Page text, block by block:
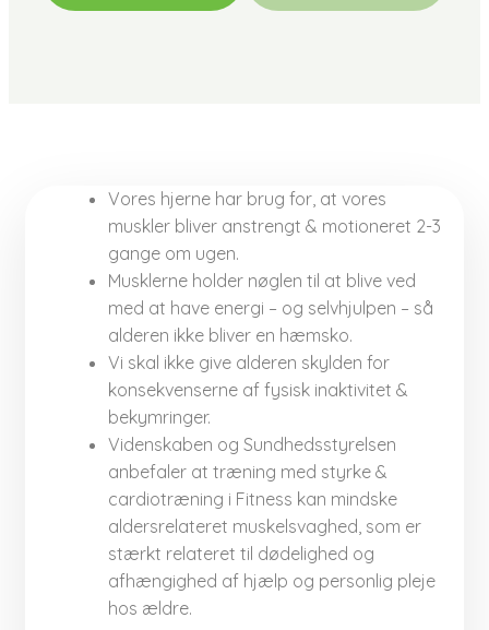
Vores hjerne har brug for, at vores
muskler bliver anstrengt & motioneret 2-3
gange om ugen.​
Musklerne holder nøglen til at blive ved
med at have energi – og selvhjulpen – så
alderen ikke bliver en hæmsko.​
Vi skal ikke give alderen skylden for
konsekvenserne af fysisk inaktivitet &
bekymringer.​
Videnskaben og Sundhedsstyrelsen
anbefaler at træning med styrke &
cardiotræning i Fitness kan mindske
aldersrelateret muskelsvaghed, som er
stærkt relateret til dødelighed og
afhængighed af hjælp og personlig pleje
hos ældre.​​